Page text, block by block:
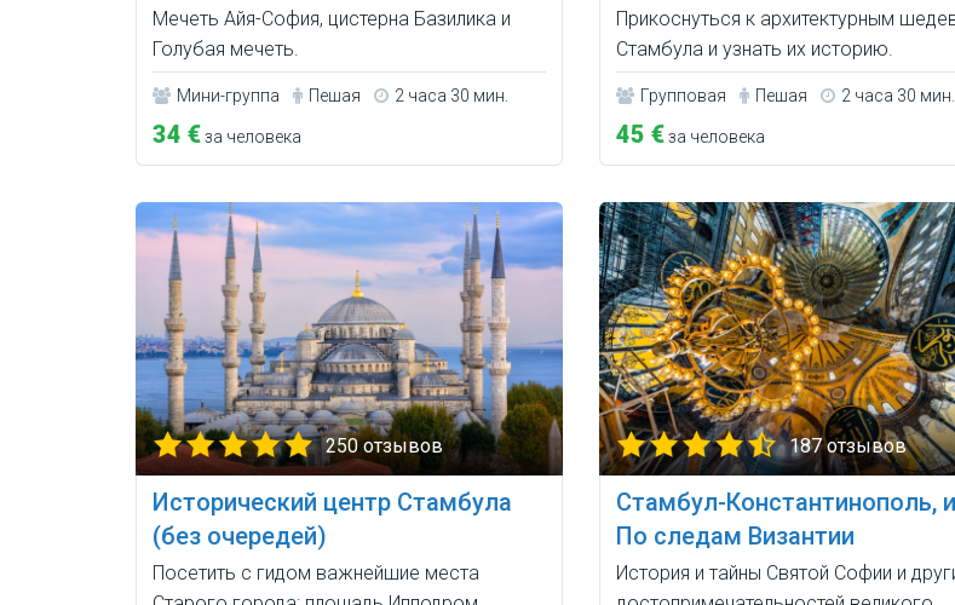
Мечеть Айя-София, цистерна Базилика и
Голубая мечеть.
Мини-группа Пешая 2 часа 30 мин.
34 €за человека
Прикоснуться к архитектурным
Стамбула и узнать их историю.
Групповая Пешая 2 часа 30 мин.
45 €за человека
250 отзывов
Исторический центр Стамбула
(без очередей)
Посетить с гидом важнейшие места
187 отзывов
Стамбул-Константинополь,
По следам Византии
История и тайны Святой Софии и